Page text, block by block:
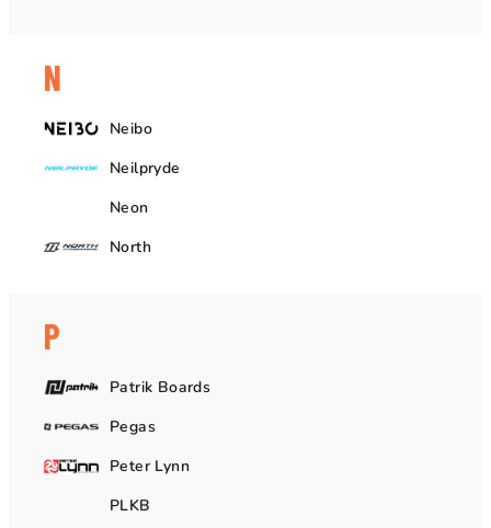
N
Neibo
Neilpryde
Neon
North
P
Patrik Boards
Pegas
Peter Lynn
PLKB